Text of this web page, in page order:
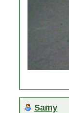
Samy